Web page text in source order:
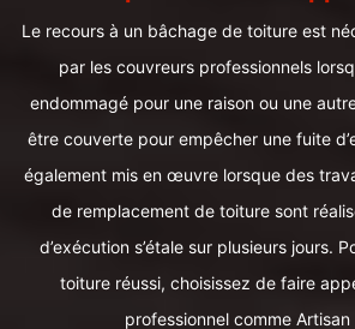
Le recours à un bâchage de toiture est
par les couvreurs professionnels
endommagé pour une raison ou une
être couverte pour empêcher une fuite
également mis en œuvre lorsque des
de remplacement de toiture sont
d’exécution s’étale sur plusieurs jours.
toiture réussi, choisissez de faire
professionnel comme Artisan